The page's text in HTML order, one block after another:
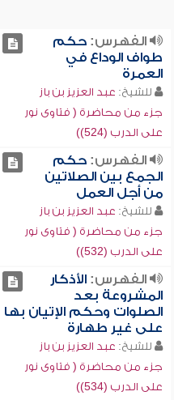
الفهرس:حكم
طواف الوداع في
العمرة
للشيخ: عبد العزيز بن باز
جزء من محاضرة ( فتاوى نور
على الدرب (524))
الفهرس:حكم
الجمع بين الصلاتين
من أجل العمل
للشيخ: عبد العزيز بن باز
جزء من محاضرة ( فتاوى نور
على الدرب (532))
الفهرس:الأذكار
المشروعة بعد
الصلوات وحكم الإتيان بها
على غير طهارة
للشيخ: عبد العزيز بن باز
جزء من محاضرة ( فتاوى نور
على الدرب (534))